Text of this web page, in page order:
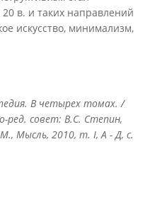
в. и таких направлений
искусство, минимализм,
В четырех томах. /
ред. совет: В.С. Степин,
Мысль, 2010, т. I, А - Д, с.